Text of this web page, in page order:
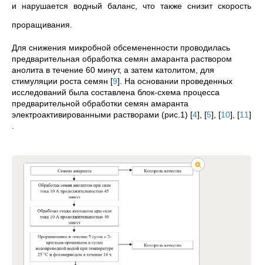
и нарушается водный баланс, что также снизит скорость
проращивания.
Для снижения микробной обсемененности проводилась
предварительная обработка семян амаранта раствором
анолита в течение 60 минут, а затем католитом, для
стимуляции роста семян [9]
На основании проведенных
исследований была составлена блок-схема процесса
предварительной обработки семян амаранта
электроактивированными растворами (рис.1) [4] [5] [10] [11]